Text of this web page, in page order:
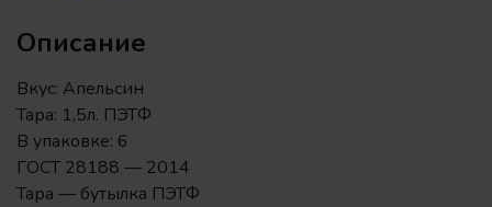
Описание
Вкус: Апельсин
Тара: 1,5л. ПЭТФ
В упаковке: 6
ГОСТ 28188 — 2014
Тара — бутылка ПЭТФ